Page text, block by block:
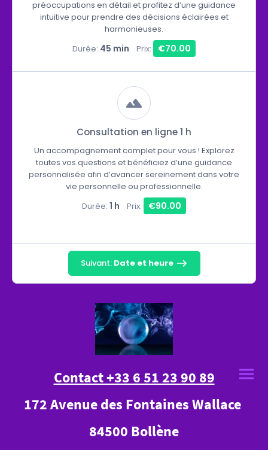
préoccupations en détail et profitez d’une guidance
intuitive pour prendre des décisions éclairées et
harmonieuses.
Durée: 45 min Prix: €70.00
Consultation en ligne 1 h
Un accompagnement complet pour vous ! Explorez
toutes vos questions et bénéficiez d’une guidance
personnalisée afin d’avancer sereinement dans votre
vie personnelle ou professionnelle.
Durée: 1 h Prix: €90.00
Suivant: Date et heure
Contact +33 6 51 23 90 89
172 Avenue des Fontaines Wallace
84500 Bollène